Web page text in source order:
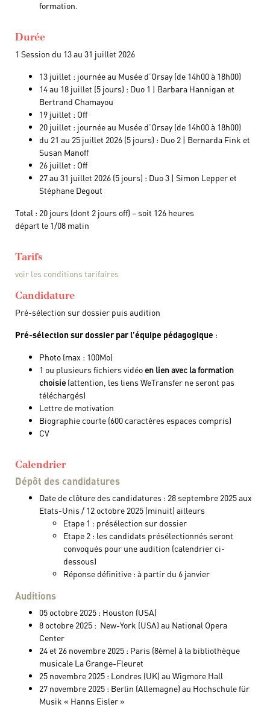
formation.
Durée
1 Session du 13 au 31 juillet 2026
13 juillet : journée au Musée d’Orsay (de 14h00 à 18h00)
14 au 18 juillet (5 jours) : Duo 1 | Barbara Hannigan et
Bertrand Chamayou
19 juillet : Off
20 juillet : journée au Musée d’Orsay (de 14h00 à 18h00)
du 21 au 25 juillet 2026 (5 jours) : Duo 2 | Bernarda Fink et
Susan Manoff
26 juillet : Off
27 au 31 juillet 2026 (5 jours) : Duo 3 | Simon Lepper et
Stéphane Degout
Total : 20 jours (dont 2 jours off) – soit 126 heures
départ le 1/08 matin
Tarifs
voir les conditions tarifaires
Candidature
Pré-sélection sur dossier puis audition
Pré-sélection sur dossier par l’équipe pédagogique :
Photo (max : 100Mo)
1 ou plusieurs fichiers vidéo en lien avec la formation
choisie (attention, les liens WeTransfer ne seront pas
téléchargés)
Lettre de motivation
Biographie courte (600 caractères espaces compris)
CV
Calendrier
Dépôt des candidatures
Date de clôture des candidatures : 28 septembre 2025 aux
Etats-Unis / 12 octobre 2025 (minuit) ailleurs
Etape 1 : présélection sur dossier
Etape 2 : les candidats présélectionnés seront
convoqués pour une audition (calendrier ci-
dessous)
Réponse définitive : à partir du 6 janvier
Auditions
05 octobre 2025 : Houston (USA)
8 octobre 2025 : New-York (USA) au National Opera
Center
24 et 26 novembre 2025 : Paris (8ème) à la bibliothèque
musicale La Grange-Fleuret
25 novembre 2025 : Londres (UK) au Wigmore Hall
27 novembre 2025 : Berlin (Allemagne) au Hochschule für
Musik « Hanns Eisler »